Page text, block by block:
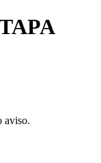
aviso.